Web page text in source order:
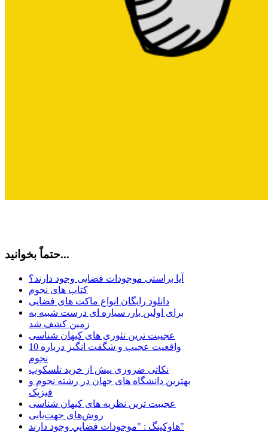
حتماً بخوانید...
آیا براستی موجودات فضایی وجود دارند؟
کتاب های نجوم
دانلود رایگان انواع ماکت های فضایی
برای اولین بار، سیاره ای درست شبیه به
زمین کشف شد
عجیبت ترین تئوری های کیهان شناسی
10 واقعیت عجیب و شگفت انگیز درباره
نجوم
نکاتی ضروری پیش از خرید تلسکوپ
بهترین دانشگاه های جهان در رشته نجوم و
فیزیک
عجیبت ترین نظریه های کیهان شناسی
روش‌های جهت‌یابی
هاوكينگ : "موجودات فضايي وجود دارند"